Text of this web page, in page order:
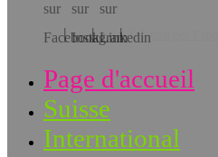
Téléchargez l’app!
Page d'accueil
Suisse
International